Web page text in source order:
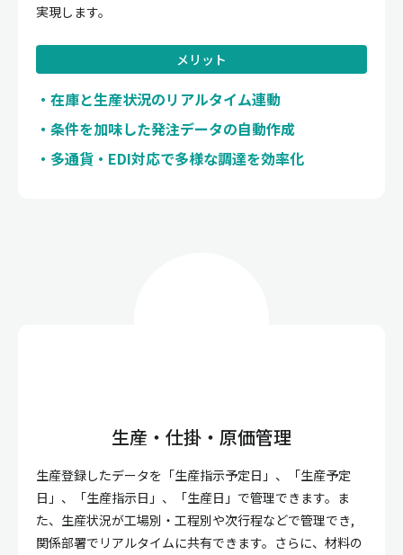
実現します。
メリット
在庫と生産状況のリアルタイム連動
条件を加味した発注データの自動作成
多通貨・EDI対応で多様な調達を効率化
生産・仕掛・原価管理
生産登録したデータを「生産指示予定日」、「生産予定
日」、「生産指示日」、「生産日」で管理できます。ま
た、生産状況が工場別・工程別や次行程などで管理でき,
関係部署でリアルタイムに共有できます。さらに、材料の